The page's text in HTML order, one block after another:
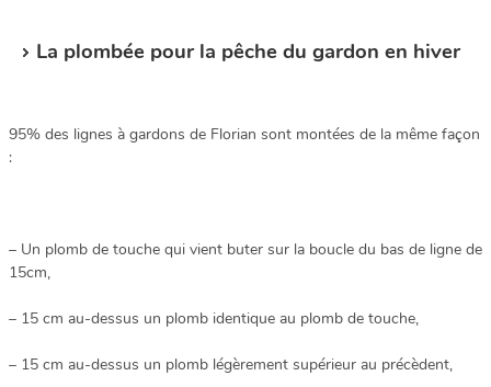
La plombée pour la pêche du gardon en hiver
95% des lignes à gardons de Florian sont montées de la même façon
:
– Un plomb de touche qui vient buter sur la boucle du bas de ligne de
15cm,
– 15 cm au-dessus un plomb identique au plomb de touche,
– 15 cm au-dessus un plomb légèrement supérieur au précèdent,